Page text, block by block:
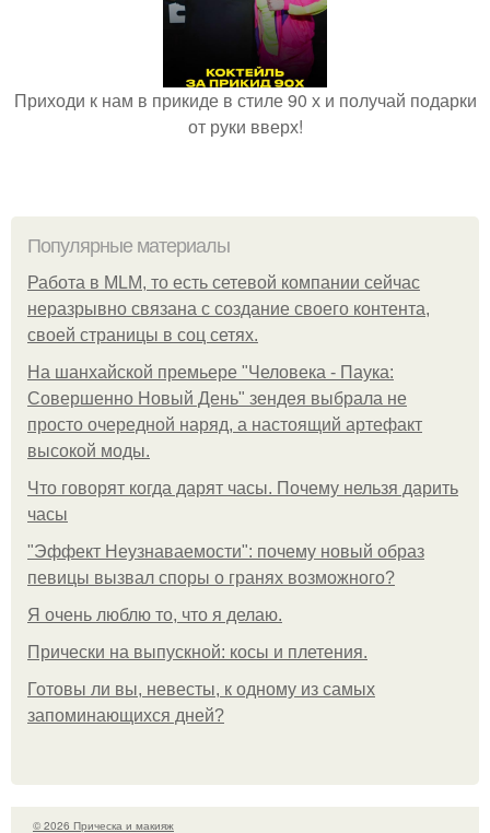
Приходи к нам в прикиде в стиле 90 х и получай подарки
от руки вверх!
Популярные материалы
Работа в MLM, то есть сетевой компании сейчас
неразрывно связана с создание своего контента,
своей страницы в соц сетях.
На шанхайской премьере "Человека - Паука:
Совершенно Новый День" зендея выбрала не
просто очередной наряд, а настоящий артефакт
высокой моды.
Что говорят когда дарят часы. Почему нельзя дарить
часы
"Эффект Неузнаваемости": почему новый образ
певицы вызвал споры о гранях возможного?
Я очень люблю то, что я делаю.
Прически на выпускной: косы и плетения.
Готовы ли вы, невесты, к одному из самых
запоминающихся дней?
© 2026 Прическа и макияж